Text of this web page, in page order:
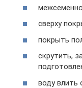
сверху
покрыть
скрутить,
воду влить